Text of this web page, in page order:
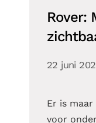
Rover:
22 juni
Er is
voor